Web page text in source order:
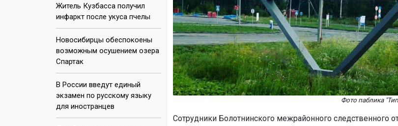
Житель Кузбасса получил
инфаркт после укуса пчелы
Новосибирцы обеспокоены
возможным осушением озера
Спартак
В России введут единый
экзамен по русскому языку
для иностранцев
Фото паблика
Сотрудники Болотнинского межрайонного следственного